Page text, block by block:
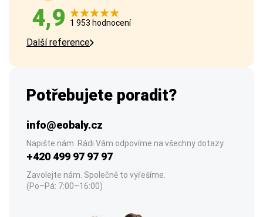
4,9 1 953 hodnocení
Další reference
Potřebujete poradit?
info@eobaly.cz
Napište nám. Rádi Vám odpovíme na všechny dotazy.
+420 499 97 97 97
Zavolejte nám. Společně to vyřešíme.
(Po–Pá: 7:00–16:00)